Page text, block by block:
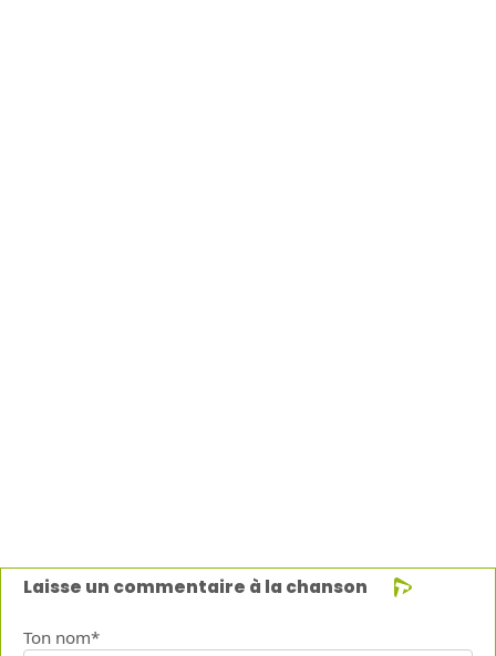
Laisse un commentaire à la chanson
Ton nom*